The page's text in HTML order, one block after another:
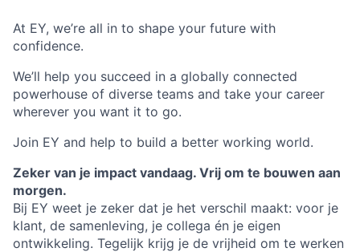
At EY, we’re all in to shape your future with
confidence.
We’ll help you succeed in a globally connected
powerhouse of diverse teams and take your career
wherever you want it to go.
Join EY and help to build a better working world.
Zeker van je impact vandaag. Vrij om te bouwen aan
morgen.
Bij EY weet je zeker dat je het verschil maakt: voor je
klant, de samenleving, je collega én je eigen
ontwikkeling. Tegelijk krijg je de vrijheid om te werken